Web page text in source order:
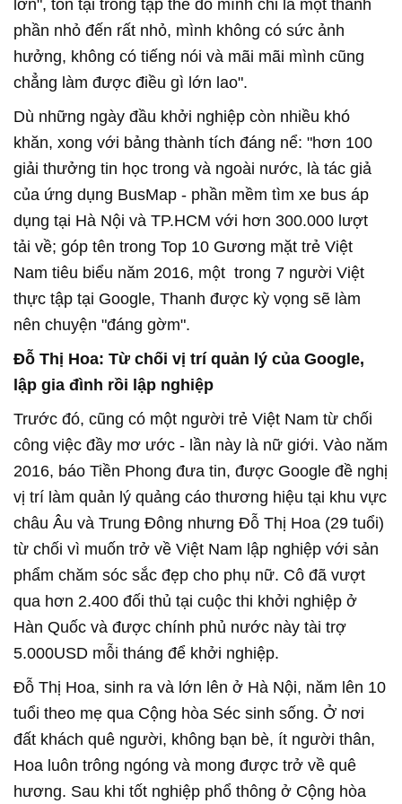
lớn", tồn tại trong tập thể đó mình chỉ là một thành
phần nhỏ đến rất nhỏ, mình không có sức ảnh
hưởng, không có tiếng nói và mãi mãi mình cũng
chẳng làm được điều gì lớn lao".
Dù những ngày đầu khởi nghiệp còn nhiều khó
khăn, xong với bảng thành tích đáng nể: "hơn 100
giải thưởng tin học trong và ngoài nước, là tác giả
của ứng dụng BusMap - phần mềm tìm xe bus áp
dụng tại Hà Nội và TP.HCM với hơn 300.000 lượt
tải về; góp tên trong Top 10 Gương mặt trẻ Việt
Nam tiêu biểu năm 2016, một trong 7 người Việt
thực tập tại Google, Thanh được kỳ vọng sẽ làm
nên chuyện "đáng gờm".
Đỗ Thị Hoa: Từ chối vị trí quản lý của Google,
lập gia đình rồi lập nghiệp
Trước đó, cũng có một người trẻ Việt Nam từ chối
công việc đầy mơ ước - lần này là nữ giới. Vào năm
2016, báo Tiền Phong đưa tin, được Google đề nghị
vị trí làm quản lý quảng cáo thương hiệu tại khu vực
châu Âu và Trung Ðông nhưng Ðỗ Thị Hoa (29 tuổi)
từ chối vì muốn trở về Việt Nam lập nghiệp với sản
phẩm chăm sóc sắc đẹp cho phụ nữ. Cô đã vượt
qua hơn 2.400 đối thủ tại cuộc thi khởi nghiệp ở
Hàn Quốc và được chính phủ nước này tài trợ
5.000USD mỗi tháng để khởi nghiệp.
Ðỗ Thị Hoa, sinh ra và lớn lên ở Hà Nội, năm lên 10
tuổi theo mẹ qua Cộng hòa Séc sinh sống. Ở nơi
đất khách quê người, không bạn bè, ít người thân,
Hoa luôn trông ngóng và mong được trở về quê
hương. Sau khi tốt nghiệp phổ thông ở Cộng hòa